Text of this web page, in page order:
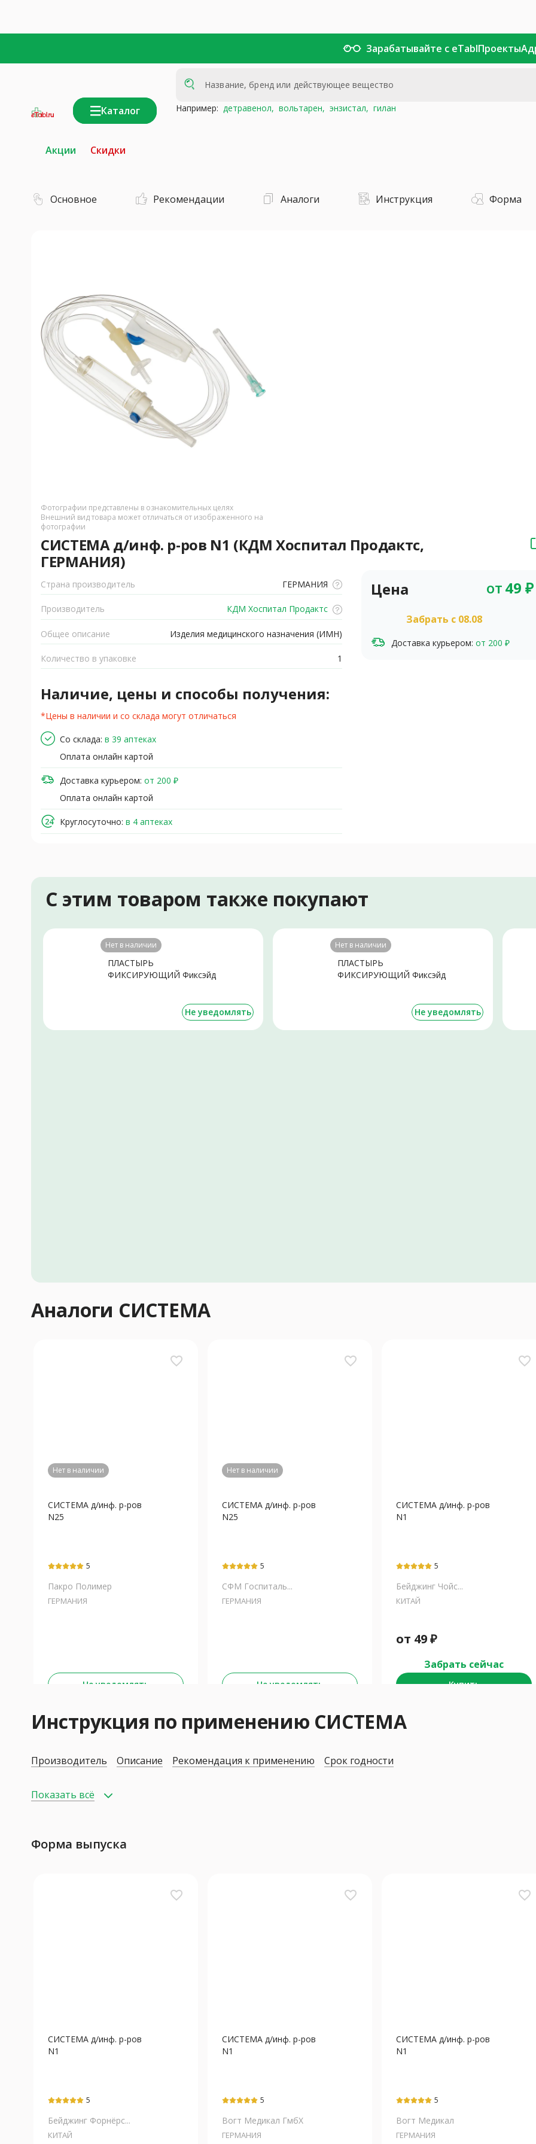
Зарабатывайте с eTablПроекты
Каталог Например: детравенол, вольтарен, энзистал, гилан
Акции Скидки
Основное Рекомендации Аналоги Инструкция Форма
Фотографии представлены в ознакомительных целях
Внешний вид товара может отличаться от изображенного на
фотографии
СИСТЕМА д/инф. р-ров N1 (КДМ Хоспитал Продактс,
ГЕРМАНИЯ)
Страна производитель ГЕРМАНИЯ
Производитель КДМ Хоспитал Продактс
Общее описание Изделия медицинского назначения (ИМН)
Количество в упаковке 1
Наличие, цены и способы получения:
*Цены в наличии и со склада могут отличаться
Со склада: в 39 аптеках
Оплата онлайн картой
Доставка курьером: от 200 ₽
Оплата онлайн картой
Круглосуточно: в 4 аптеках
Цена от49 ₽
Забрать c 08.08
Доставка курьером: от 200 ₽
С этим товаром также покупают
Нет в наличии
ПЛАСТЫРЬ
ФИКСИРУЮЩИЙ Фиксэйд
Не уведомлять
Нет в наличии
ПЛАСТЫРЬ
ФИКСИРУЮЩИЙ Фиксэйд
Не уведомлять
Аналоги СИСТЕМА
favorite_border
Нет в наличии
СИСТЕМА д/инф. р-ров
N25
5
Пакро Полимер
ГЕРМАНИЯ
Не уведомлять
favorite_border
Нет в наличии
СИСТЕМА д/инф. р-ров
N25
5
СФМ Госпиталь...
ГЕРМАНИЯ
Не уведомлять
favorite_border
СИСТЕМА д/инф. р-ров
N1
5
Бейджинг Чойс...
КИТАЙ
от 49₽
Забрать сейчас
Купить
Инструкция по применению СИСТЕМА
Производитель Описание Рекомендация к применению Срок годности
Показать всё
Форма выпуска
favorite_border
СИСТЕМА д/инф. р-ров
N1
5
Бейджинг Форнёрс...
КИТАЙ
favorite_border
СИСТЕМА д/инф. р-ров
N1
5
Вогт Медикал ГмбХ
ГЕРМАНИЯ
favorite_border
СИСТЕМА д/инф. р-ров
N1
5
Вогт Медикал
ГЕРМАНИЯ